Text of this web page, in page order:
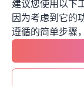
建议您使用以下
因为考虑到它的
遵循的简单步骤